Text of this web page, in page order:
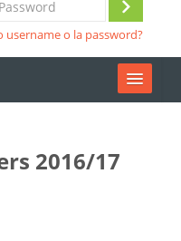
Login
username o la password?
2016/17